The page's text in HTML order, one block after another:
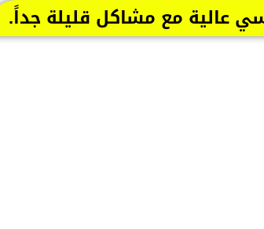
عالية مع مشاكل قليلة جداً.